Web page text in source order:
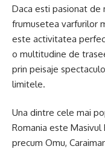
Daca esti pasionat de
frumusetea varfurilor
este activitatea
o multitudine de
prin peisaje
limitele.
Una dintre cele mai
Romania este Masivul
precum Omu,